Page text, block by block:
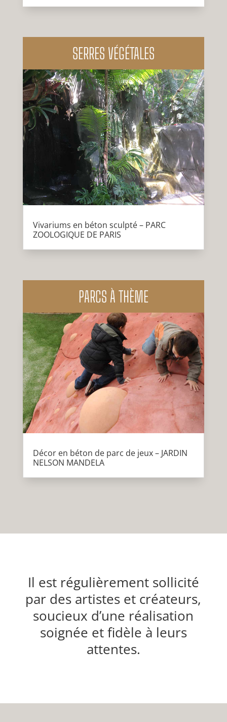
SERRES VÉGÉTALES
Vivariums en béton sculpté – PARC
ZOOLOGIQUE DE PARIS
PARCS À THÈME
Décor en béton de parc de jeux – JARDIN
NELSON MANDELA
Il est régulièrement sollicité
par des artistes et créateurs,
soucieux d’une réalisation
soignée et fidèle à leurs
attentes.